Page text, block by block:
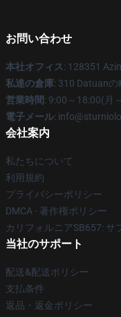
お問い合わせ
本社オフィス: 128351
私達の倉庫: 310 Datuan
営業時間: 9:00～18:00(月
電子メール:
会社案内
私たちについて
利用規約
プライバシーポリシー
DMCA - 著作権ポリシー
カリフォルニアSB657:
当社のサポート
配送&配送ポリシー
支払条件
返品・返金ポリシー